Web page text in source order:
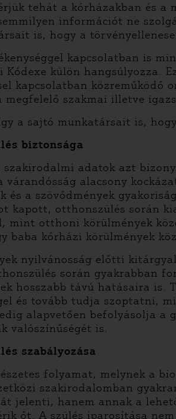
tehát a kórházakban és a
információt ne
is, hogy a
kapcsolatban is
Kódexe külön hangsúlyozza.
kapcsolatban közreműködő
megfelelő szakmai illetve
a sajtó munkatársait is,
biztonsága
szakirodalmi adatok azt
várandósság alacsony
és a szövődmények
kapott, otthonszülés során
mint otthoni körülmények
baba kórházi körülmények
nyilvánosság előtti
során gyakrabban
hosszabb távú hatásaira is.
és tovább tudja szoptatni,
alapvetően befolyásolja a
valószínűségét is.
szabályozása
folyamat, melynek a
szakirodalomban
jelenti, hanem annak a
őt. A szülés iparosítása